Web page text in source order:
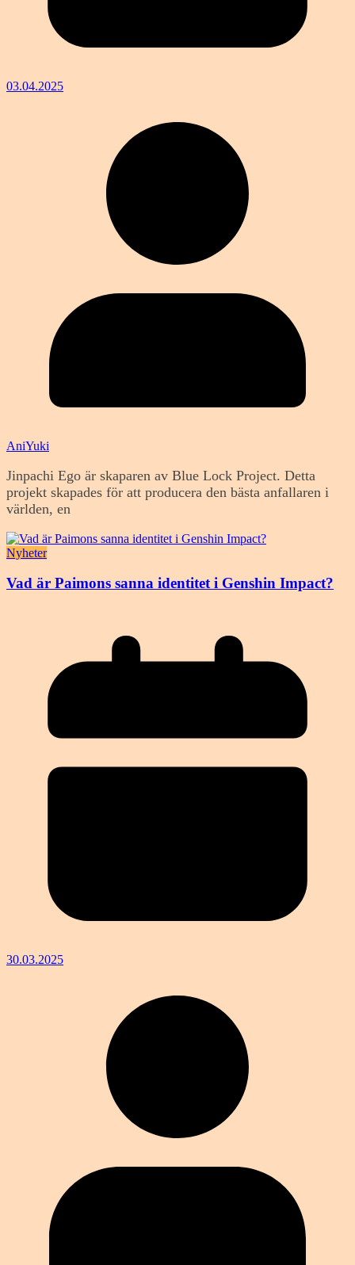
03.04.2025
AniYuki
Jinpachi Ego är skaparen av Blue Lock Project. Detta
projekt skapades för att producera den bästa anfallaren i
världen, en
Nyheter
Vad är Paimons sanna identitet i Genshin Impact?
30.03.2025